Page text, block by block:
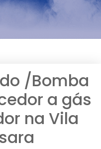
/Bomba
a gás
na Vila